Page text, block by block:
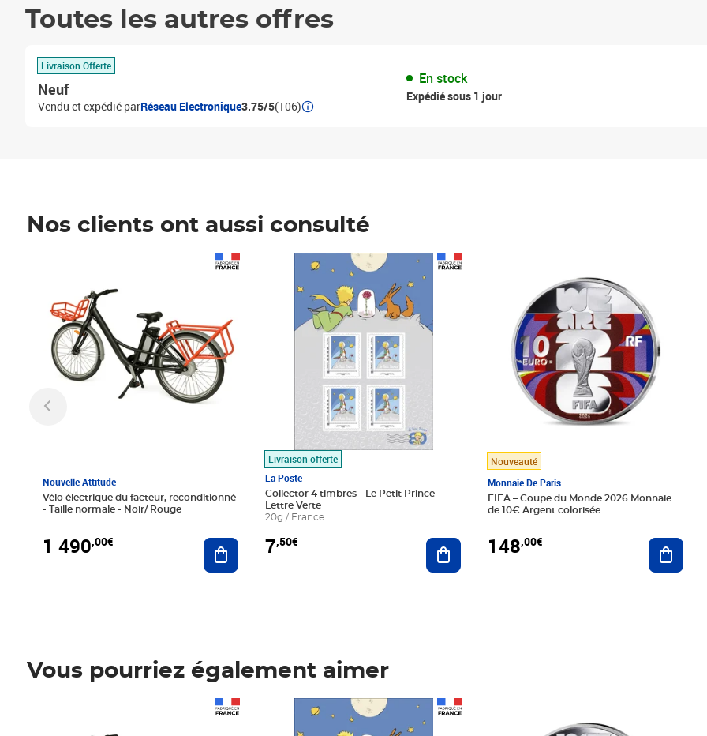
Toutes les autres offres
Livraison Offerte
Neuf
Vendu et expédié parRéseau Electronique3.75/5(106)
En stock
Expédié sous 1 jour
Nos clients ont aussi consulté
Nouvelle Attitude
Vélo électrique du facteur, reconditionné
- Taille normale - Noir/ Rouge
1 490,00€ Ajouter au panier
Livraison offerte
La Poste
Collector 4 timbres - Le Petit Prince -
Lettre Verte
20g / France
7,50€
Prix 7,50€
Ajouter au panier
Nouveauté
Monnaie De Paris
FIFA – Coupe du Monde 2026 Monnaie
de 10€ Argent colorisée
148,00€
Vous pourriez également aimer
Prix 7,50€